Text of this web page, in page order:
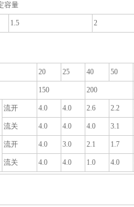
容量
1.5 2
20 25 40 50
150 200
流开 4.0 4.0 2.6 2.2
流关 4.0 4.0 4.0 3.1
流开 4.0 3.0 2.1 1.7
流关 4.0 4.0 1.0 4.0